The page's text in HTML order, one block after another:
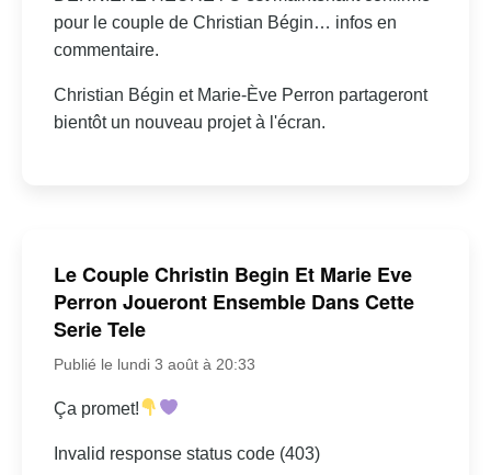
pour le couple de Christian Bégin… infos en
commentaire.
Christian Bégin et Marie-Ève Perron partageront
bientôt un nouveau projet à l'écran.
Le Couple Christin Begin Et Marie Eve
Perron Joueront Ensemble Dans Cette
Serie Tele
Publié le lundi 3 août à 20:33
Ça promet!
Invalid response status code (403)